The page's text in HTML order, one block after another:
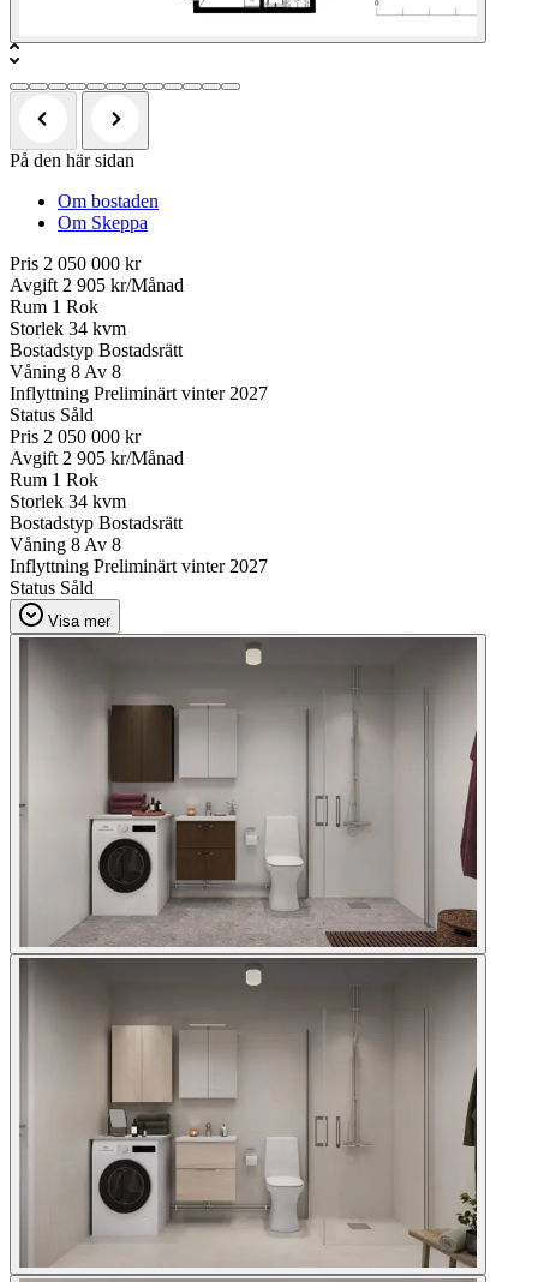
På den här sidan
Om bostaden
Om Skeppa
Pris 2 050 000 kr
Avgift 2 905 kr/Månad
Rum 1 Rok
Storlek 34 kvm
Bostadstyp Bostadsrätt
Våning 8 Av 8
Inflyttning Preliminärt vinter 2027
Status Såld
Pris 2 050 000 kr
Avgift 2 905 kr/Månad
Rum 1 Rok
Storlek 34 kvm
Bostadstyp Bostadsrätt
Våning 8 Av 8
Inflyttning Preliminärt vinter 2027
Status Såld
Visa mer